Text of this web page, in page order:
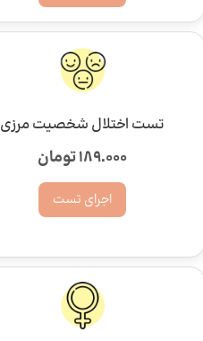
تست اختلال شخصیت مرزی
189.000 تومان
اجرای تست